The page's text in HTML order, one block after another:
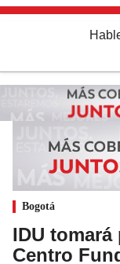
Bogotá
IDU
Centro